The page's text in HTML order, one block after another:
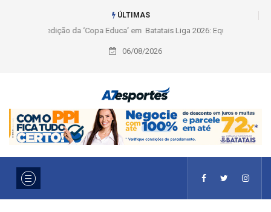
ÚLTIMAS
Liga 2026: Equipes rompem com a LABE na Série Ouro e entidade define
a 2° fase, times e formato
06/08/2026